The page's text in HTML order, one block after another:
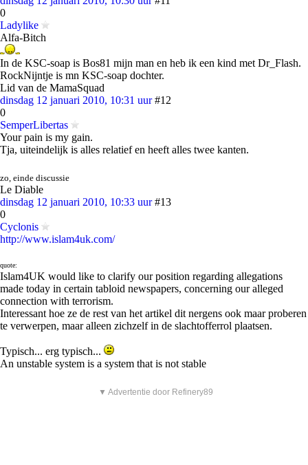
0
Ladylike
Alfa-Bitch
In de KSC-soap is Bos81 mijn man en heb ik een kind met Dr_Flash.
RockNijntje is mn KSC-soap dochter.
Lid van de MamaSquad
dinsdag 12 januari 2010, 10:31 uur #12
0
SemperLibertas
Your pain is my gain.
Tja, uiteindelijk is alles relatief en heeft alles twee kanten.
zo, einde discussie
Le Diable
dinsdag 12 januari 2010, 10:33 uur #13
0
Cyclonis
http://www.islam4uk.com/
quote:
Islam4UK would like to clarify our position regarding allegations
made today in certain tabloid newspapers, concerning our alleged
connection with terrorism.
Interessant hoe ze de rest van het artikel dit nergens ook maar proberen
te verwerpen, maar alleen zichzelf in de slachtofferrol plaatsen.
Typisch... erg typisch...
An unstable system is a system that is not stable
▼ Advertentie door Refinery89